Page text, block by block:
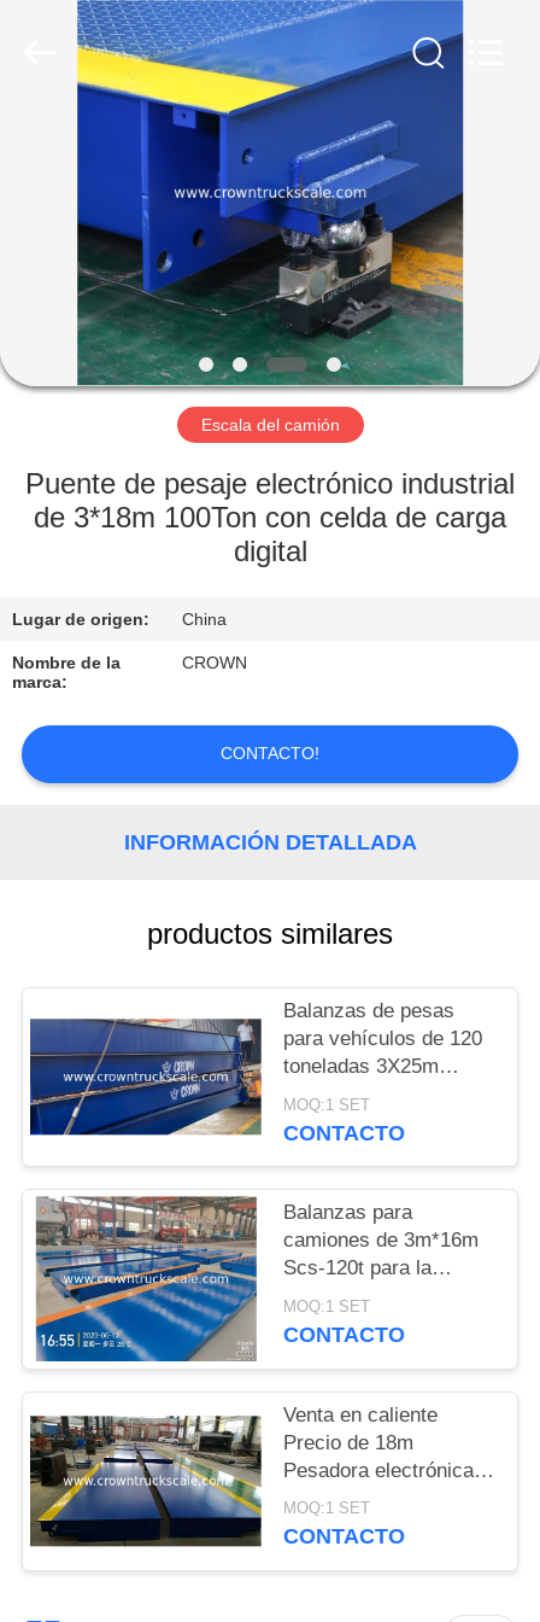
PRODUCTOS
SOBRE
NOSOTROS
VISITA
LA
FÁBRICA
DE
CALIDAD
CONTACTO
MAPA
DEL
SITIO
PRIVACY
POLICY
Escala del camión
Puente de pesaje electrónico industrial
de 3*18m 100Ton con celda de carga
digital
Lugar de origen: China
Nombre de la
marca:
CROWN
CONTACTO!
INFORMACIÓN DETALLADA
productos similares
Balanzas de pesas
para vehículos de 120
toneladas 3X25m
Balanza de pesas para
camiones
MOQ:1 SET
CONTACTO
Balanzas para
camiones de 3m*16m
Scs-120t para la
pesaje de vehículos
MOQ:1 SET
CONTACTO
Venta en caliente
Precio de 18m
Pesadora electrónica
Balanza 30t 50t 60t 70t
80t 100t
MOQ:1 SET
CONTACTO